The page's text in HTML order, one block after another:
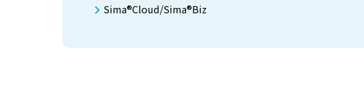
Sima®Cloud/Sima®Biz